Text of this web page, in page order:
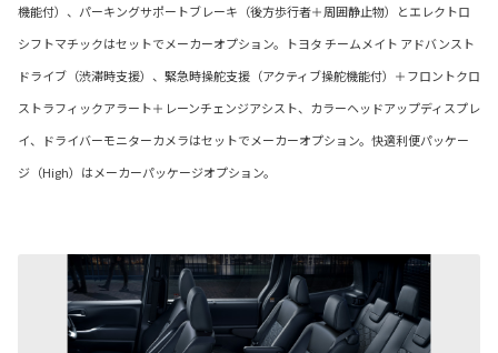
機能付）、パーキングサポートブレーキ（後方歩行者＋周囲静止物）とエレクトロ
シフトマチックはセットでメーカーオプション。トヨタ チームメイト アドバンスト
ドライブ（渋滞時支援）、緊急時操舵支援（アクティブ操舵機能付）＋フロントクロ
ストラフィックアラート＋レーンチェンジアシスト、カラーヘッドアップディスプレ
イ、ドライバーモニターカメラはセットでメーカーオプション。快適利便パッケー
ジ（High）はメーカーパッケージオプション。